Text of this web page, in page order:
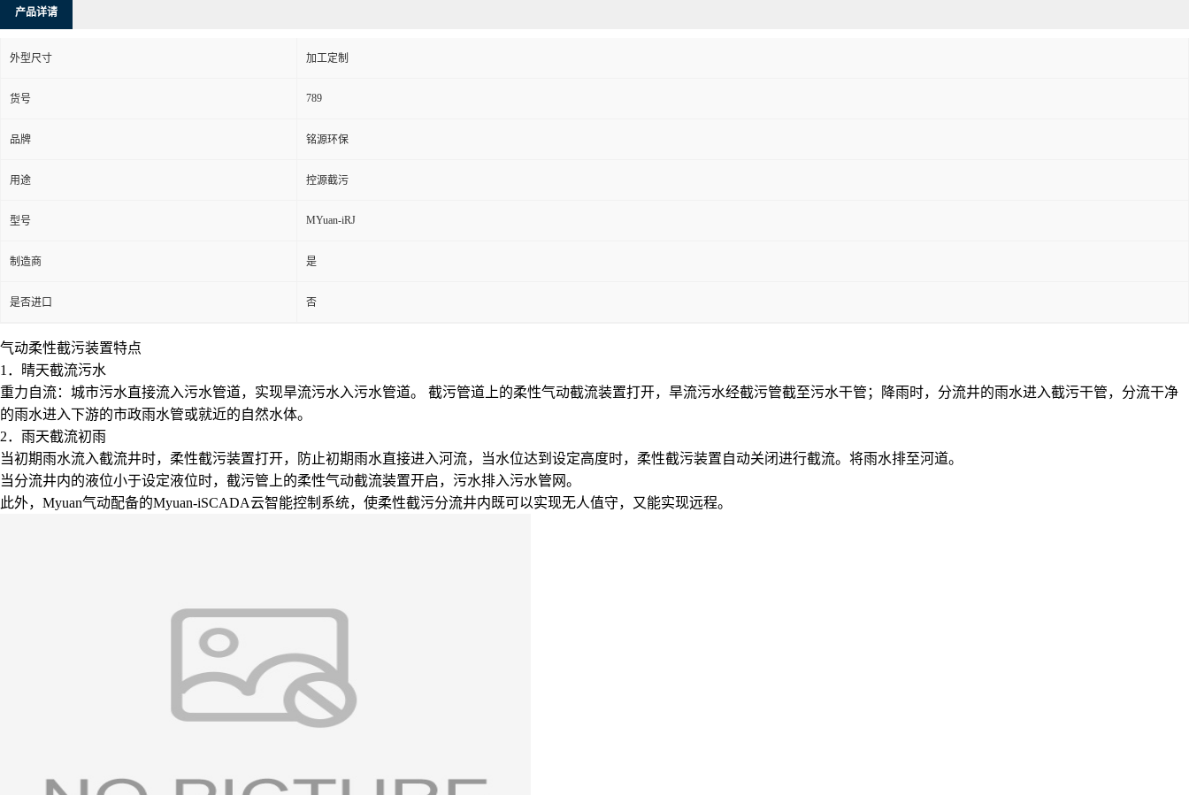
产品详请
外型尺寸 加工定制
货号 789
品牌 铭源环保
用途 控源截污
型号 MYuan-iRJ
制造商 是
是否进口 否
气动柔性截污装置特点
1．晴天截流污水
重力自流：城市污水直接流入污水管道，实现旱流污水入污水管道。 截污管道上的柔性气动截流装置打开，旱流污水经截污管截至污水干管；降雨时，分流井的雨水进入截污干管，分流干净
的雨水进入下游的市政雨水管或就近的自然水体。
2．雨天截流初雨
当初期雨水流入截流井时，柔性截污装置打开，防止初期雨水直接进入河流，当水位达到设定高度时，柔性截污装置自动关闭进行截流。将雨水排至河道。
当分流井内的液位小于设定液位时，截污管上的柔性气动截流装置开启，污水排入污水管网。
此外，Myuan气动配备的Myuan-iSCADA云智能控制系统，使柔性截污分流井内既可以实现无人值守，又能实现远程。